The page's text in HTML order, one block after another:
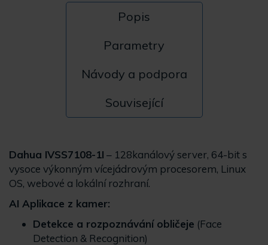
Popis
Parametry
Návody a podpora
Související
Dahua IVSS7108-1I – 128kanálový server, 64-bit s
vysoce výkonným vícejádrovým procesorem, Linux
OS, webové a lokální rozhraní.
AI Aplikace z kamer:
Detekce a rozpoznávání obličeje (Face
Detection & Recognition)